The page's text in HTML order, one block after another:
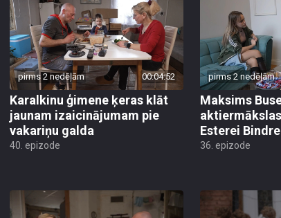
pirms 2 nedēļām 00:04:52
Karalkinu ģimene ķeras klāt
jaunam izaicinājumam pie
vakariņu galda
40. epizode
pirms 2 nedēļām
Maksims
Esterei
36. epizode